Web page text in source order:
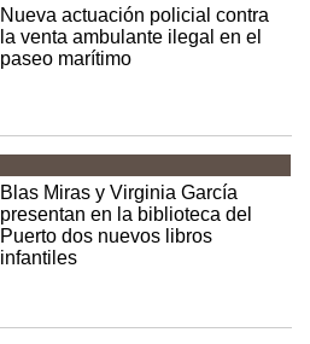
Nueva actuación policial contra
la venta ambulante ilegal en el
paseo marítimo
Blas Miras y Virginia García
presentan en la biblioteca del
Puerto dos nuevos libros
infantiles